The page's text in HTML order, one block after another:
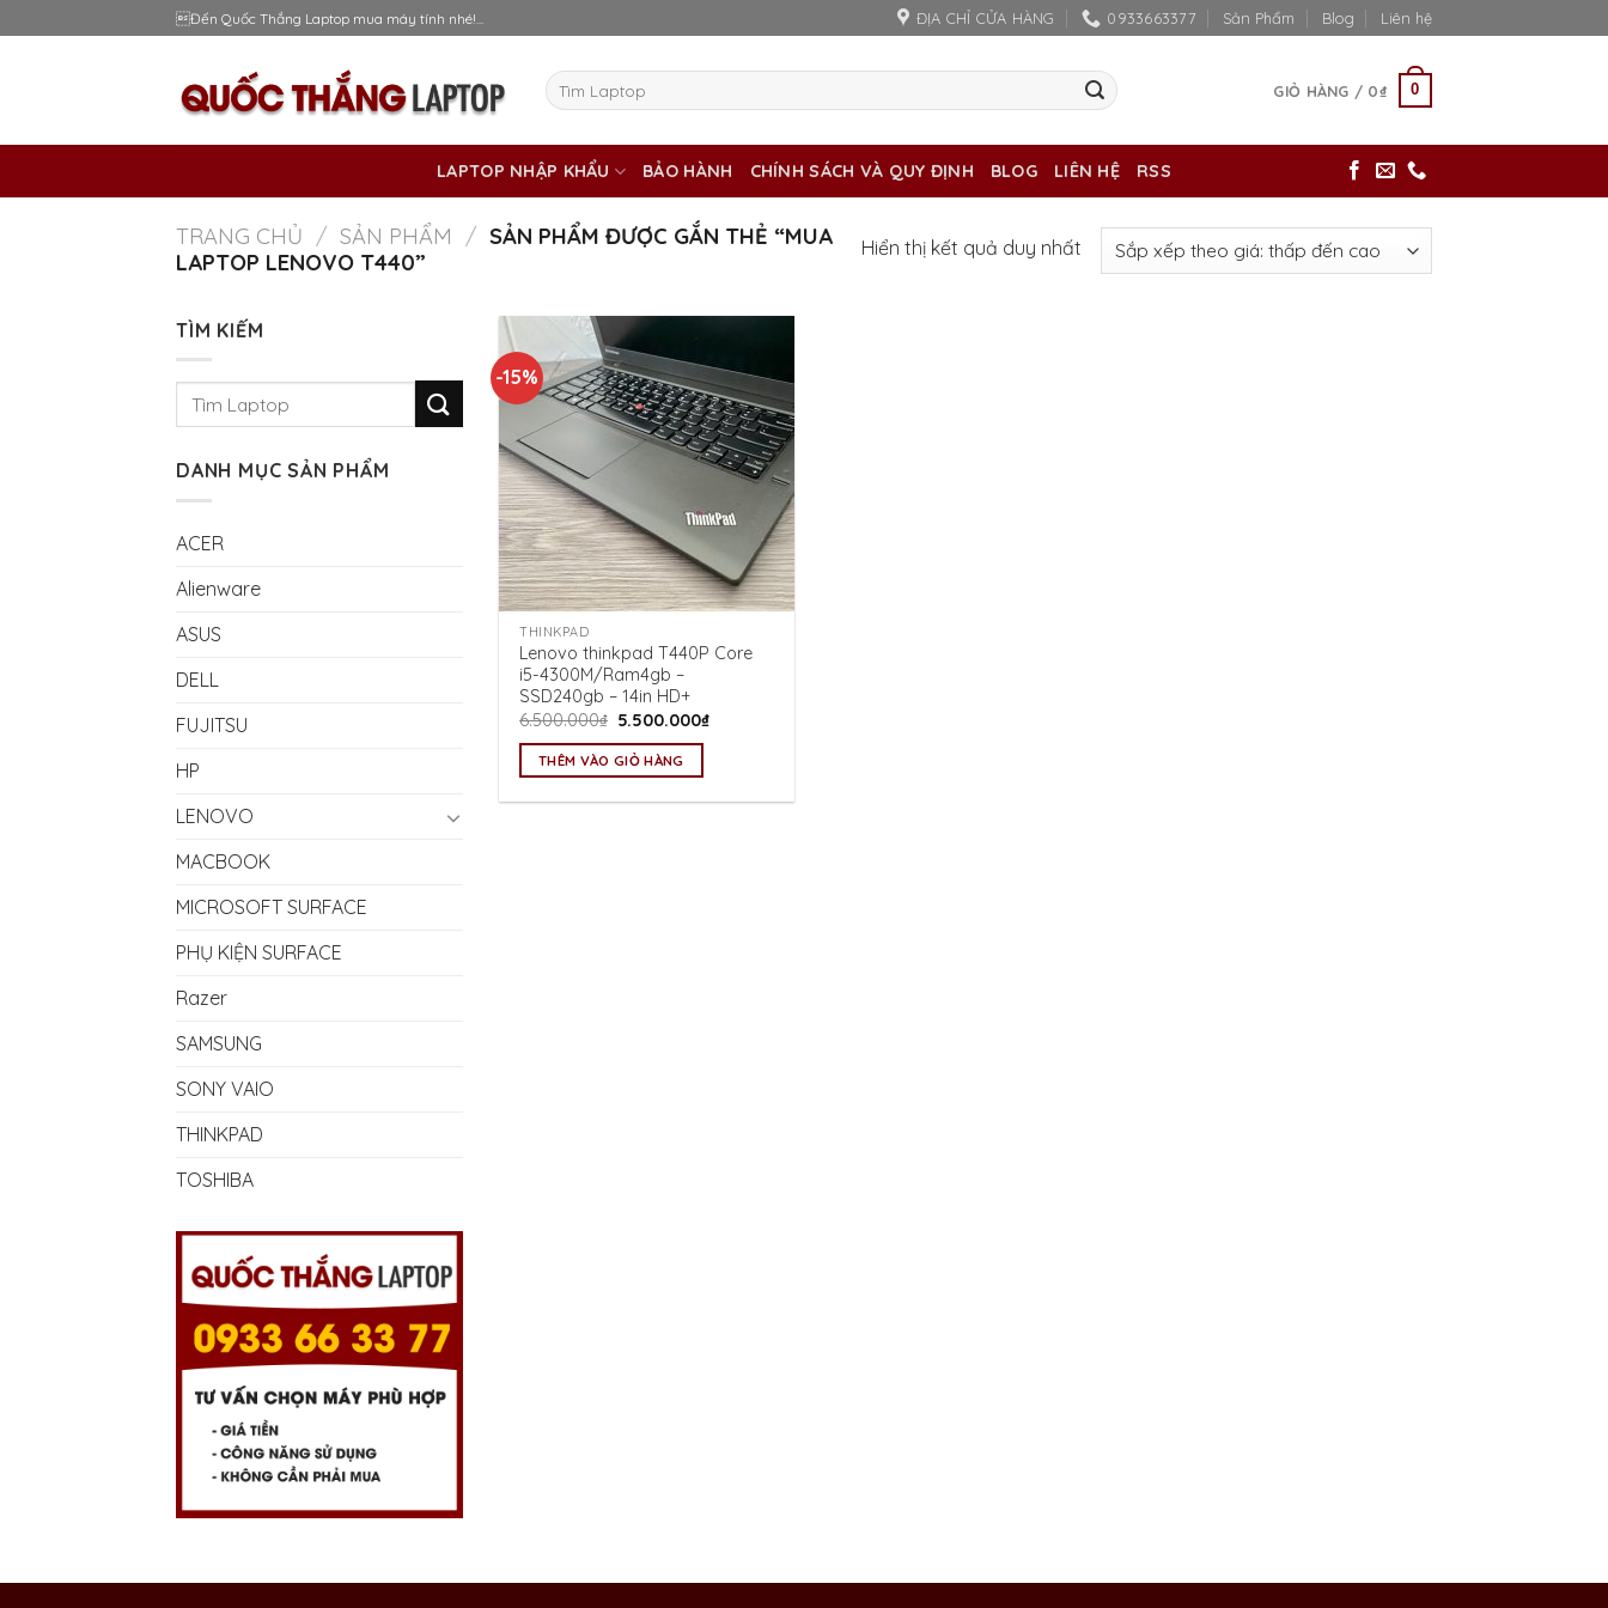
to
Đến Quốc Thắng Laptop mua máy tính nhé!... ĐỊA CHỈ CỬA HÀNG 0933663377 Sản Phẩm Blog Liên hệ
Tìm
kiếm:
GIỎ HÀNG / 0₫ 0
LAPTOP NHẬP KHẨU BẢO HÀNH CHÍNH SÁCH VÀ QUY ĐỊNH BLOG LIÊN HỆ RSS
TRANG CHỦ / SẢN PHẨM / SẢN PHẨM ĐƯỢC GẮN THẺ “MUA
LAPTOP LENOVO T440”
Hiển thị kết quả duy nhất
TÌM KIẾM
DANH MỤC SẢN PHẨM
ACER
Alienware
ASUS
DELL
FUJITSU
HP
LENOVO
MACBOOK
MICROSOFT SURFACE
PHỤ KIỆN SURFACE
Razer
SAMSUNG
SONY VAIO
THINKPAD
TOSHIBA
-15%
THINKPAD
Lenovo thinkpad T440P Core
i5-4300M/Ram4gb –
SSD240gb – 14in HD+
6.500.000₫ Giá
là:
6.500.000₫.
5.500.000₫Giá
THÊM VÀO GIỎ HÀNG